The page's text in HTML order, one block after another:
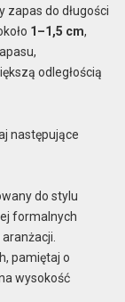
zapas do długości
1–1,5 cm,
odległością
następujące
do stylu
formalnych
pamiętaj o
wysokość